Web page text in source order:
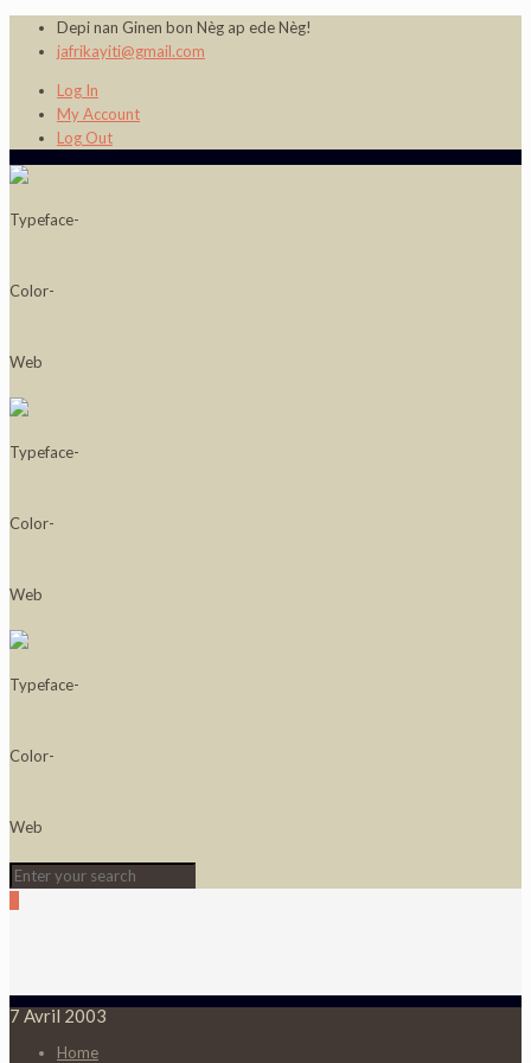
Depi nan Ginen bon Nèg ap ede Nèg!
jafrikayiti@gmail.com
Log In
My Account
Log Out
7 Avril 2003
Home